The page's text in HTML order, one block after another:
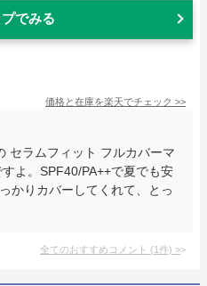
でみる
価格と在庫を楽天でチェック >>
セラムフィット フルカバーマ
よ。SPF40/PA++で夏でも安
かりカバーしてくれて、とっ
全てのおすすめコメント (1件) >